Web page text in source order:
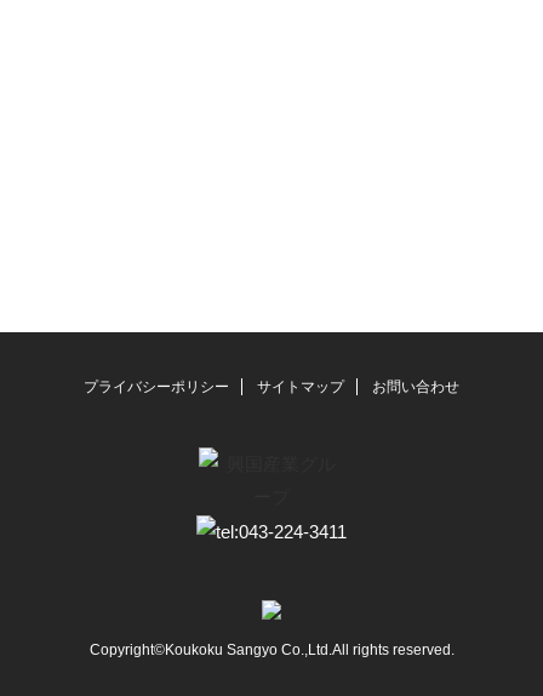
プライバシーポリシー サイトマップ お問い合わせ
Copyright©Koukoku Sangyo Co.,Ltd.All rights reserved.